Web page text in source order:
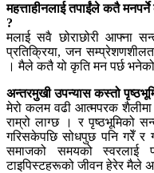
महत्ताहीनलाई तपाईंले कतै
?
मलाई सवै छोराछोरी आफ्ना
प्रतिक्रिया, जन
। मैले कतै यो कृति मन पर्छ
अन्तरमुखी उपन्यास कस्तो
मेरो कलम वढी आत्मपरक
राम्रो लाग्छ । र पृष्ठभूमिको
गरिसकेपछि सोधपुछ पनि गरेँ
समाजको समयको
टाइपिस्टहरूको जीवन हेरेर मैले